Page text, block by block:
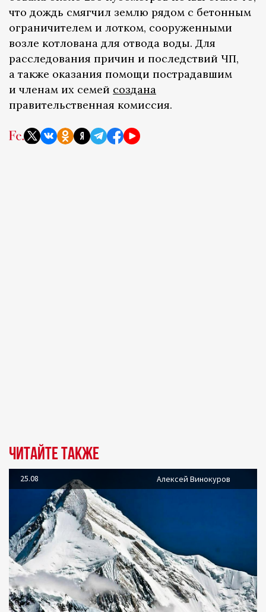
что дождь смягчил землю рядом с бетонным
ограничителем и лотком, сооруженными
возле котлована для отвода воды. Для
расследования причин и последствий ЧП,
а также оказания помощи пострадавшим
и членам их семей создана
правительственная комиссия.
Читайте также
25.08 Алексей Винокуров